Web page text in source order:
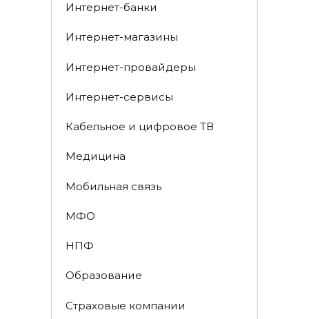
Интернет-банки
Интернет-магазины
Интернет-провайдеры
Интернет-сервисы
Кабельное и цифровое ТВ
Медицина
Мобильная связь
МФО
НПФ
Образование
Страховые компании